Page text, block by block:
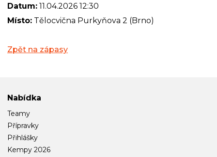
Datum: 11.04.2026 12:30
Místo: Tělocvična Purkyňova 2 (Brno)
Zpět na zápasy
Nabídka
Teamy
Přípravky
Přihlášky
Kempy 2026